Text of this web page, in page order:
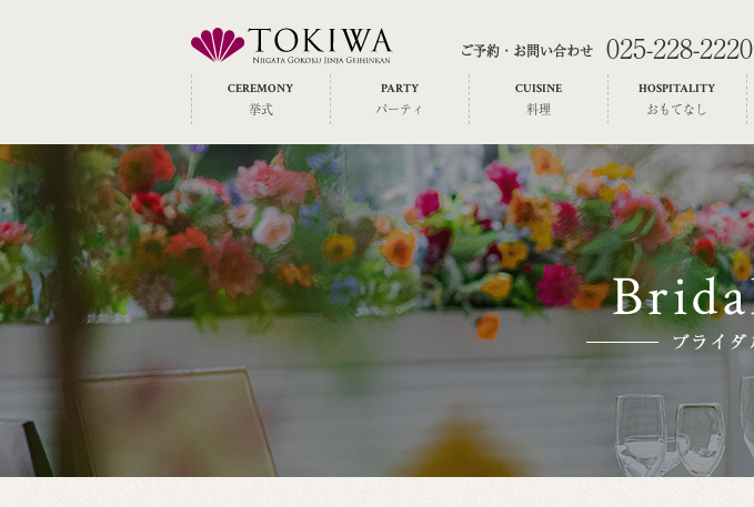
ご予約・お問い合わせ 025-228-2220
CEREMONY
挙式
PARTY
パーティ
CUISINE
料理
HOSPITALITY
おもてなし